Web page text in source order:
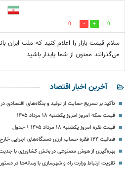
0
0
می‌گذرانند ممنون از شما پایدار باشید
آخرین اخبار اقتصاد
تأکید بر تسریع حمایت از تولید و بنگاه‌های اقتصادی
قیمت سکه امروز امروز یکشنبه ۱۸ مرداد ۱۴۰۵
قیمت نقره امروز یکشنبه ۱۸ مرداد ۱۴۰۵ + جدول
فعالیت ۱۲۴ فقره حساب ارزی دستگاه‌های اجرایی خارج از حساب واحد خزانه
بهره‌گیری از هوش مصنوعی در بخش کشاورزی با
تقویت ارتباط وزارت راه و شهرسازی با رسانه‌ها در دستور